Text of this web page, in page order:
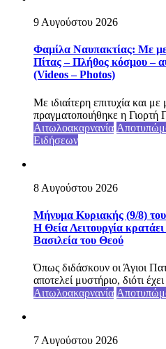
9 Αυγούστου 2026
Φαμίλα Ναυπακτίας: Με
Πίτας – Πλήθος κόσμου –
(Videos – Photos)
Με ιδιαίτερη επιτυχία και
πραγματοποιήθηκε η Γιορτή
Αιτωλοακαρνανία
Ειδήσεων
8 Αυγούστου 2026
Μήνυμα Κυριακής (9/8)
Η Θεία Λειτουργία
Βασιλεία του Θεού
Όπως διδάσκουν οι Άγιοι
αποτελεί μυστήριο, διότι
Αιτωλοακαρνανία
7 Αυγούστου 2026